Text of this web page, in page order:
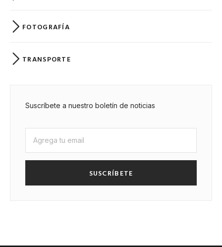
FOTOGRAFÍA
TRANSPORTE
Suscríbete a nuestro boletín de noticias
SUSCRÍBETE